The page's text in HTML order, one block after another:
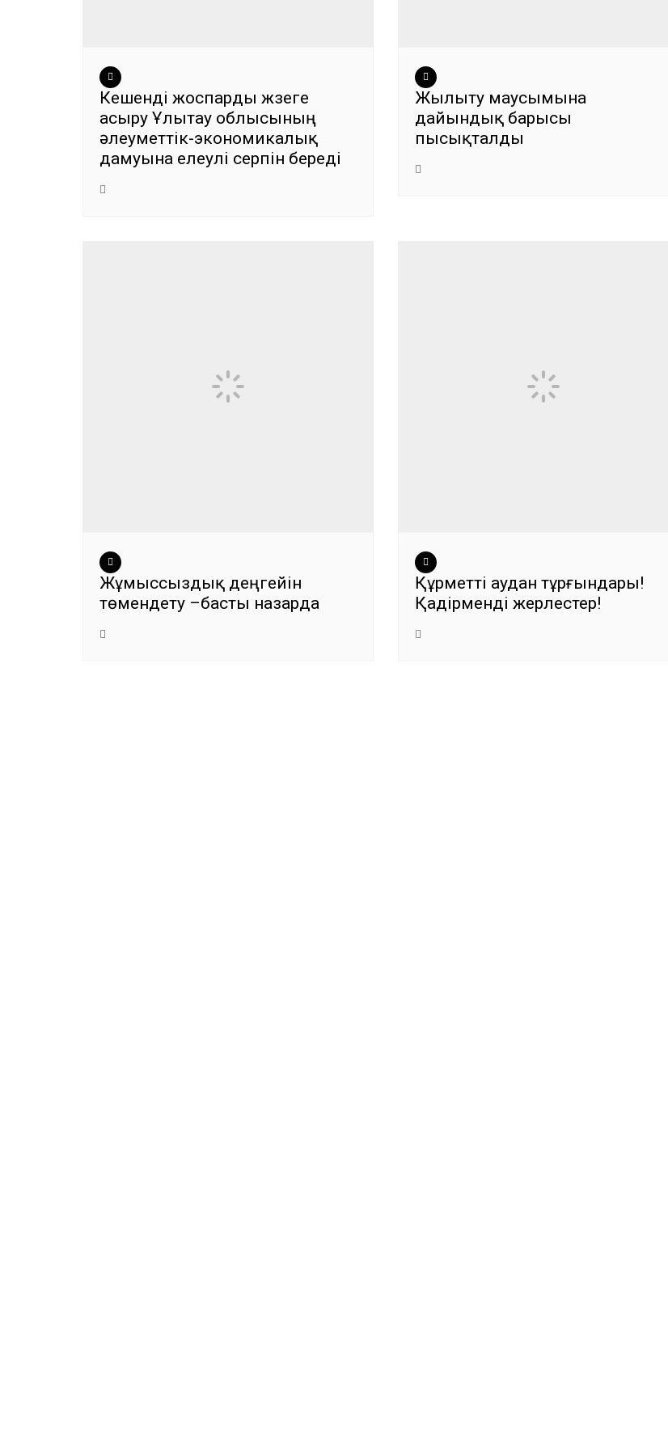
Кешенді жоспарды жүзеге
асыру Ұлытау облысының
әлеуметтік-экономикалық
дамуына елеулі серпін береді
Жылыту маусымына
дайындық барысы
пысықталды
Жұмыссыздық деңгейін
төмендету –басты назарда
Құрметті аудан тұрғындары!
Қадірменді жерлестер!